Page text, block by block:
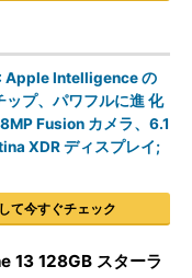
Apple Intelligence の
ップ、パワフルに進 化
Fusion カメラ、6.1
XDR ディスプレイ;
て今すぐチェック
13 128GB スターラ